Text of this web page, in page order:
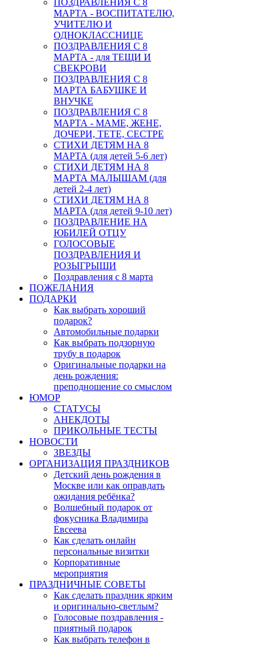
ПОЗДРАВЛЕНИЯ С 8
МАРТА - ВОСПИТАТЕЛЮ,
УЧИТЕЛЮ И
ОДНОКЛАССНИЦЕ
ПОЗДРАВЛЕНИЯ С 8
МАРТА - для ТЕЩИ И
СВЕКРОВИ
ПОЗДРАВЛЕНИЯ С 8
МАРТА БАБУШКЕ И
ВНУЧКЕ
ПОЗДРАВЛЕНИЯ С 8
МАРТА - МАМЕ, ЖЕНЕ,
ДОЧЕРИ, ТЕТЕ, СЕСТРЕ
СТИХИ ДЕТЯМ НА 8
МАРТА (для детей 5-6 лет)
СТИХИ ДЕТЯМ НА 8
МАРТА МАЛЫШАМ (для
детей 2-4 лет)
СТИХИ ДЕТЯМ НА 8
МАРТА (для детей 9-10 лет)
ПОЗДРАВЛЕНИЕ НА
ЮБИЛЕЙ ОТЦУ
ГОЛОСОВЫЕ
ПОЗДРАВЛЕНИЯ И
РОЗЫГРЫШИ
Поздравления с 8 марта
ПОЖЕЛАНИЯ
ПОДАРКИ
Как выбрать хороший
подарок?
Автомобильные подарки
Как выбрать подзорную
трубу в подарок
Оригинальные подарки на
день рождения:
преподношение со смыслом
ЮМОР
СТАТУСЫ
АНЕКДОТЫ
ПРИКОЛЬНЫЕ ТЕСТЫ
НОВОСТИ
ЗВЕЗДЫ
ОРГАНИЗАЦИЯ ПРАЗДНИКОВ
Детский день рождения в
Москве или как оправдать
ожидания ребёнка?
Волшебный подарок от
фокусника Владимира
Евсеева
Как сделать онлайн
персональные визитки
Корпоративные
мероприятия
ПРАЗДНИЧНЫЕ СОВЕТЫ
Как сделать праздник ярким
и оригинально-светлым?
Голосовые поздравления -
приятный подарок
Как выбрать телефон в